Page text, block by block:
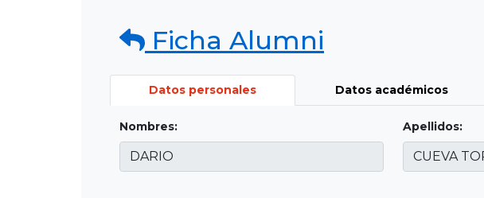
Ficha Alumni
Datos personales Datos académicos
Nombres: Apellidos: